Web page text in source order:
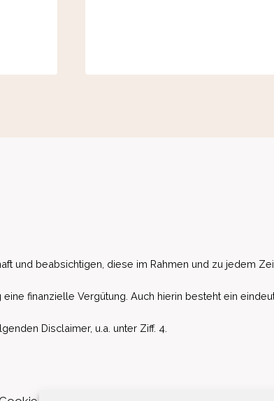
und beabsichtigen, diese im Rahmen und zu jedem
finanzielle Vergütung. Auch hierin besteht ein
Disclaimer, u.a. unter Ziff. 4.